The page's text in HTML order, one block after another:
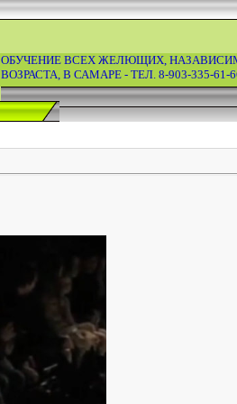
ОБУЧЕНИЕ ВСЕХ ЖЕЛЮЩИХ,
ВОЗРАСТА, В САМАРЕ - ТЕЛ. 8-903-335-61-